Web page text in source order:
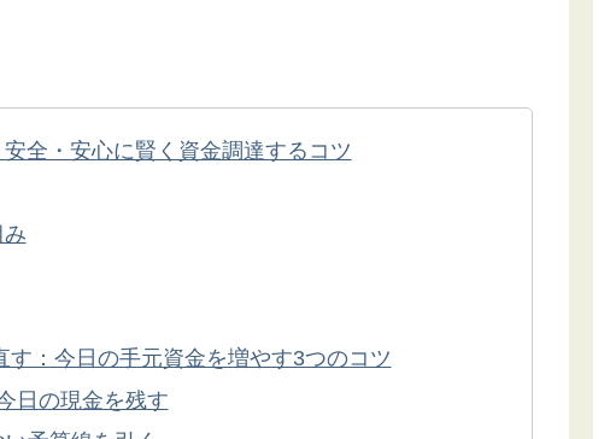
全・安心に賢く資金調達するコツ
す：今日の手元資金を増やす3つのコツ
日の現金を残す